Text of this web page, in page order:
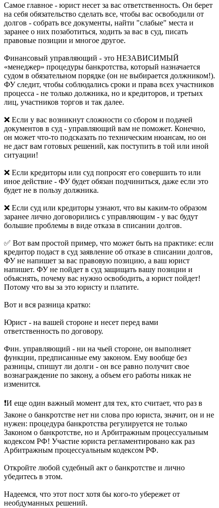
Самое главное - юрист несет за вас ответственность. Он берет
на себя обязательство сделать все, чтобы вас освободили от
долгов - собрать все документы, найти "слабые" места и
заранее о них позаботиться, ходить за вас в суд, писать
правовые позиции и многое другое.
Финансовый управляющий - это НЕЗАВИСИМЫЙ
«менеджер» процедуры банкротства, который назначается
судом в обязательном порядке (он не выбирается должником!).
ФУ следит, чтобы соблюдались сроки и права всех участников
процесса - не только должника, но и кредиторов, и третьих
лиц, участников торгов и так далее.
❌ Если у вас возникнут сложности со сбором и подачей
документов в суд - управляющий вам не поможет. Конечно,
он может что-то подсказать по техническим нюансам, но он
не даст вам готовых решений, как поступить в той или иной
ситуации!
❌ Если кредиторы или суд попросят его совершить то или
иное действие - ФУ будет обязан подчиниться, даже если это
будет не в пользу должника.
❌ Если суд или кредиторы узнают, что вы каким-то образом
заранее лично договорились с управляющим - у вас будут
большие проблемы в виде отказа в списании долгов.
✅ Вот вам простой пример, что может быть на практике: если
кредитор подаст в суд заявление об отказе в списании долгов,
ФУ не напишет за вас правовую позицию, а ваш юрист
напишет. ФУ не пойдет в суд защищать вашу позиции и
объяснять, почему вас нужно освободить, а юрист пойдет!
Потому что вы за это юристу и платите.
Вот и вся разница кратко:
Юрист - на вашей стороне и несет перед вами
ответственность по договору.
Фин. управляющий - ни на чьей стороне, он выполняет
функции, предписанные ему законом. Ему вообще без
разницы, спишут ли долги - он все равно получит свое
вознаграждение по закону, а объем его работы никак не
изменится.
❗️И еще один важный момент для тех, кто считает, что раз в
Законе о банкротстве нет ни слова про юриста, значит, он и не
нужен: процедура банкротства регулируется не только
Законом о банкротстве, но и Арбитражным процессуальным
кодексом РФ! Участие юриста регламентировано как раз
Арбитражным процессуальным кодексом РФ.
Откройте любой судебный акт о банкротстве и лично
убедитесь в этом.
Надеемся, что этот пост хотя бы кого-то убережет от
необдуманных решений.